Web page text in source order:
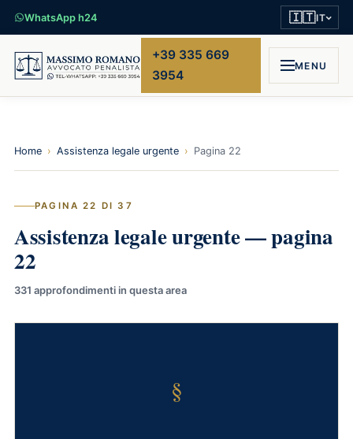
WhatsApp h24 🇮🇹IT
+39 335 669
3954
MENU
Home › Assistenza legale urgente › Pagina 22
PAGINA 22 DI 37
Assistenza legale urgente — pagina
22
331 approfondimenti in questa area
§